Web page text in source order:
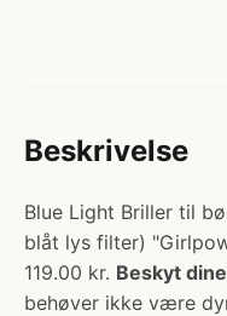
Beskrivelse
Blue Light Briller til
blåt lys filter)
119.00 kr. Beskyt
behøver ikke være